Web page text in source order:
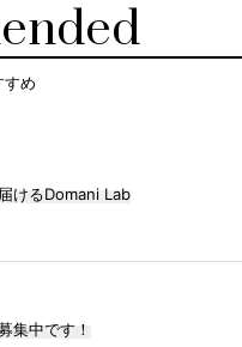
すめ
けるDomani Lab
集中です！